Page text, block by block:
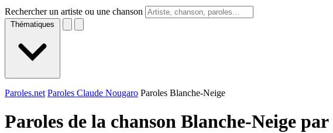
Rechercher un artiste ou une chanson
Thématiques
Paroles.net Paroles Claude Nougaro Paroles Blanche-Neige
Paroles de la chanson Blanche-Neige par